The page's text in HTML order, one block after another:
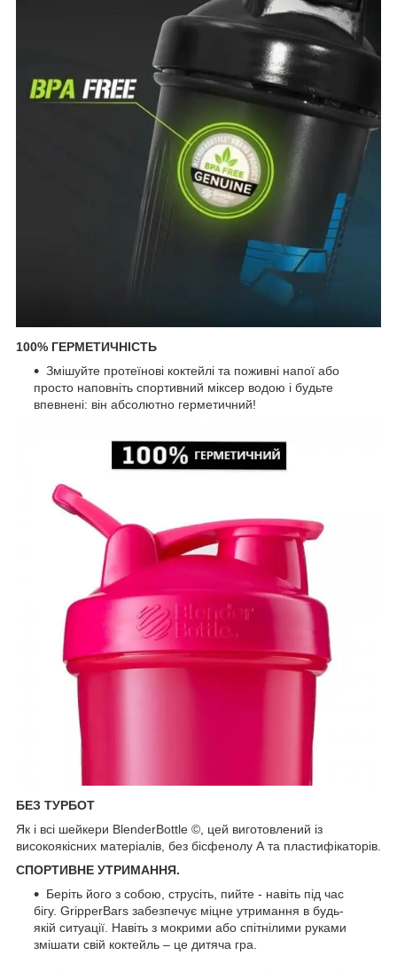
100% ГЕРМЕТИЧНІСТЬ
Змішуйте протеїнові коктейлі та поживні напої або
просто наповніть спортивний міксер водою і будьте
впевнені: він абсолютно герметичний!
БЕЗ ТУРБОТ
Як і всі шейкери BlenderBottle ©, цей виготовлений із
високоякісних матеріалів, без бісфенолу А та пластифікаторів.
СПОРТИВНЕ УТРИМАННЯ.
Беріть його з собою, струсіть, пийте - навіть під час
бігу. GripperBars забезпечує міцне утримання в будь-
якій ситуації. Навіть з мокрими або спітнілими руками
змішати свій коктейль – це дитяча гра.